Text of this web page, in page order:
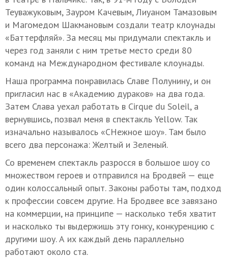
Теуважуковым, Зауром Качевым, Лиуаном Тамазовым
и Магомедом Шакмановым создали театр клоунады
«Баттерфляй». За месяц мы придумали спектакль и
через год заняли с ним третье место среди 80
команд на Международном фестивале клоунады.
Наша программа понравилась Славе Полунину, и он
пригласил нас в «Академию дураков» на два года.
Затем Слава уехал работать в Cirque du Soleil, а
вернувшись, позвал меня в спектакль Yellow. Так
изначально называлось «СНежное шоу». Там было
всего два персонажа: Желтый и Зеленый.
Со временем спектакль разросся в большое шоу со
множеством героев и отправился на Бродвей — еще
один колоссальный опыт. Законы работы там, подход
к профессии совсем другие. На Бродвее все завязано
на коммерции, на принципе — насколько тебя хватит
и насколько ты выдержишь эту гонку, конкуренцию с
другими шоу. А их каждый день параллельно
работают около ста.